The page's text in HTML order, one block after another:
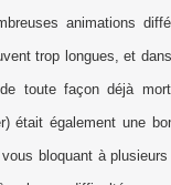
animations
trop longues, et
de toute façon déjà
était également une
bloquant à